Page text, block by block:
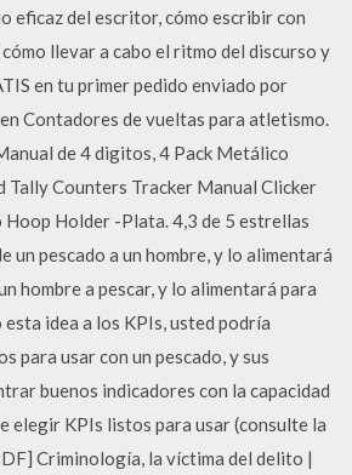
eficaz del escritor, cómo escribir con
llevar a cabo el ritmo del discurso y
en tu primer pedido enviado por
Contadores de vueltas para atletismo.
de 4 digitos, 4 Pack Metálico
Tally Counters Tracker Manual Clicker
Holder -Plata. 4,3 de 5 estrellas
un pescado a un hombre, y lo alimentará
hombre a pescar, y lo alimentará para
idea a los KPIs, usted podría
para usar con un pescado, y sus
buenos indicadores con la capacidad
elegir KPIs listos para usar (consulte la
Criminología, la víctima del delito |